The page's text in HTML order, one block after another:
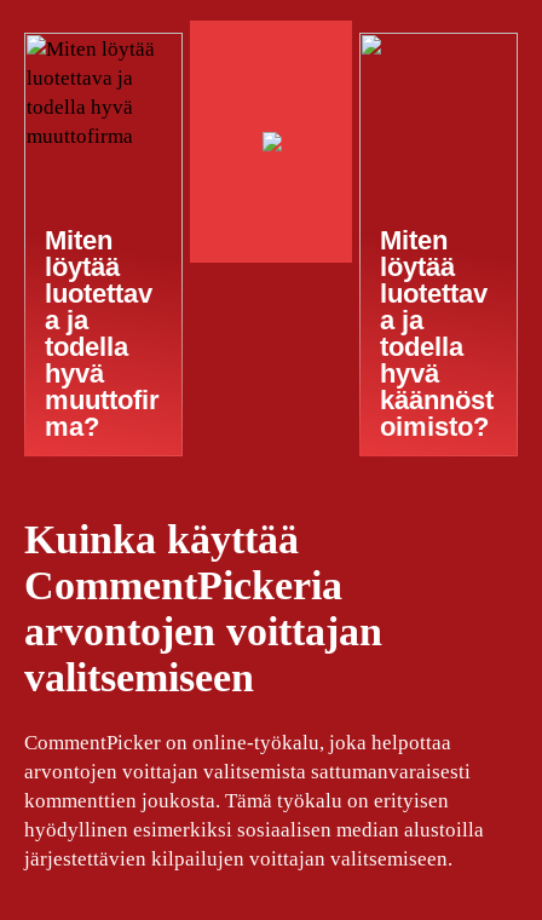
Miten
löytää
luotettav
a ja
todella
hyvä
muuttofir
ma?
Miten
löytää
luotettav
a ja
todella
hyvä
käännöst
oimisto?
Kuinka käyttää
CommentPickeria
arvontojen voittajan
valitsemiseen
CommentPicker on online-työkalu, joka helpottaa
arvontojen voittajan valitsemista sattumanvaraisesti
kommenttien joukosta. Tämä työkalu on erityisen
hyödyllinen esimerkiksi sosiaalisen median alustoilla
järjestettävien kilpailujen voittajan valitsemiseen.